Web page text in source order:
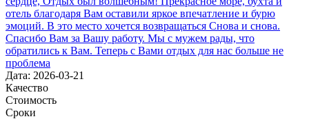
отель благодаря Вам оставили яркое впечатление и бурю
эмоций. В это место хочется возвращаться Снова и снова.
Спасибо Вам за Вашу работу. Мы с мужем рады, что
обратились к Вам. Теперь с Вами отдых для нас больше не
проблема
Дата: 2026-03-21
Качество
Стоимость
Сроки